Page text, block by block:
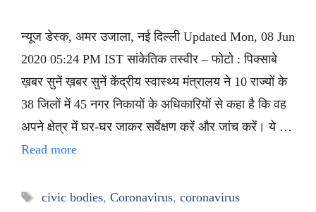
न्यूज डेस्क, अमर उजाला, नई दिल्ली Updated Mon, 08 Jun
2020 05:24 PM IST सांकेतिक तस्वीर – फोटो : पिक्साबे
ख़बर सुनें ख़बर सुनें केंद्रीय स्वास्थ्य मंत्रालय ने 10 राज्यों के
38 जिलों में 45 नगर निकायों के अधिकारियों से कहा है कि वह
अपने क्षेत्र में घर-घर जाकर सर्वेक्षण करें और जांच करें। ये …
Read more
Tags
civic bodies, Coronavirus, coronavirus